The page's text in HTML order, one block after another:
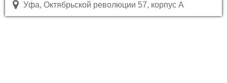
Уфа, Октябрьской революции 57, корпус А